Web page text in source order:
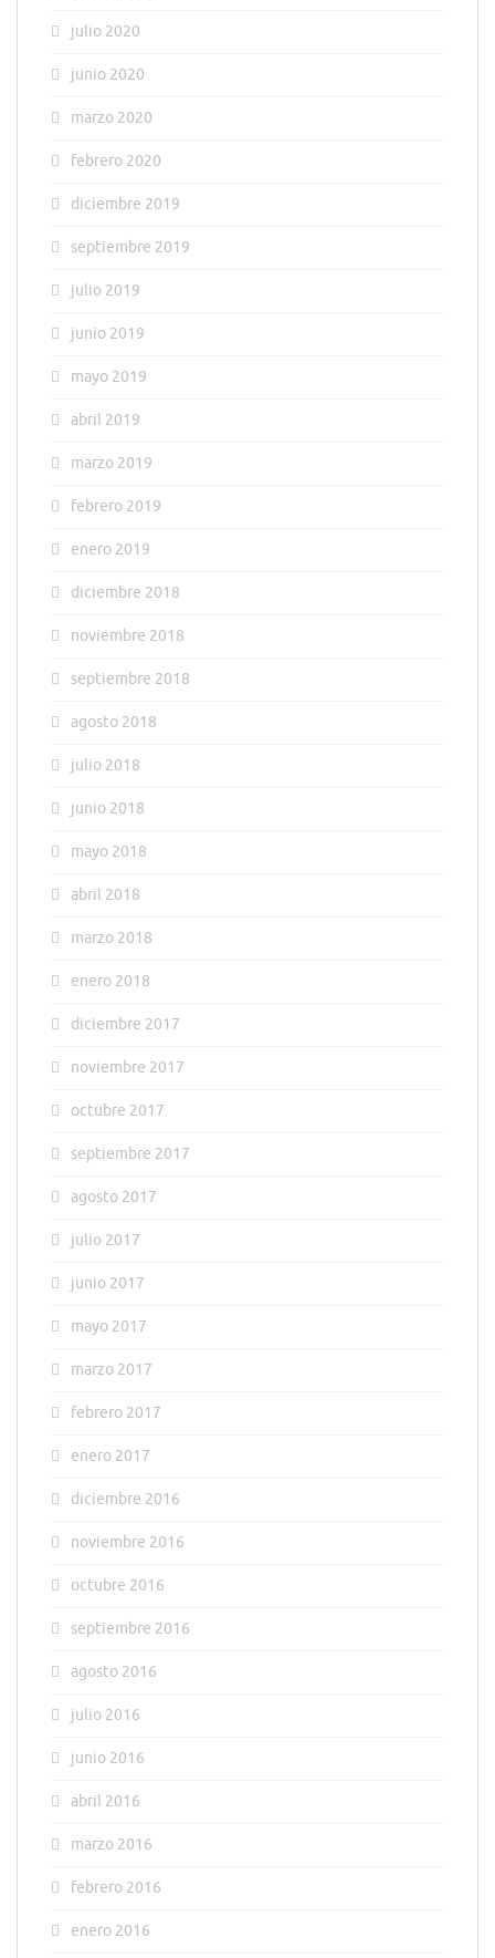
julio 2020
junio 2020
marzo 2020
febrero 2020
diciembre 2019
septiembre 2019
julio 2019
junio 2019
mayo 2019
abril 2019
marzo 2019
febrero 2019
enero 2019
diciembre 2018
noviembre 2018
septiembre 2018
agosto 2018
julio 2018
junio 2018
mayo 2018
abril 2018
marzo 2018
enero 2018
diciembre 2017
noviembre 2017
octubre 2017
septiembre 2017
agosto 2017
julio 2017
junio 2017
mayo 2017
marzo 2017
febrero 2017
enero 2017
diciembre 2016
noviembre 2016
octubre 2016
septiembre 2016
agosto 2016
julio 2016
junio 2016
abril 2016
marzo 2016
febrero 2016
enero 2016